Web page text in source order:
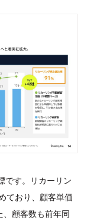
です。リカーリン
ており、顧客単価
顧客数も前年同